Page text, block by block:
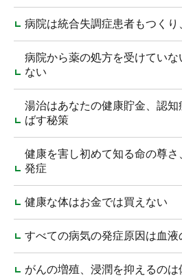
病院は統合失調症患者もつく
病院から薬の処方を受けてい
ない
湯治はあなたの健康貯金、認
ばす秘策
健康を害し初めて知る命の尊
発症
健康な体はお金では買えない
すべての病気の発症原因は血液
がんの増殖、浸潤を抑えるのは